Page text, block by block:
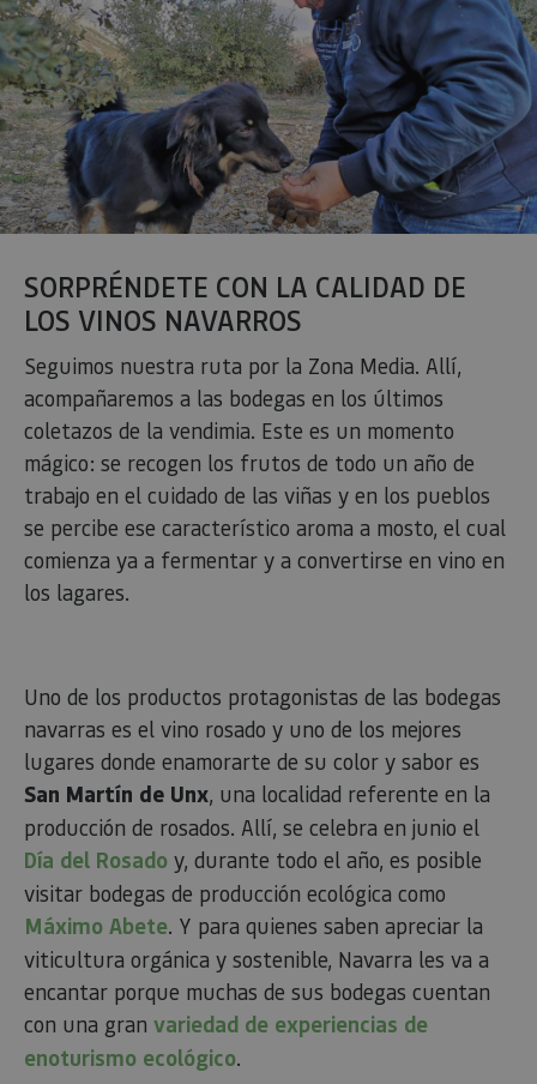
SORPRÉNDETE CON LA CALIDAD DE
LOS VINOS NAVARROS
Seguimos nuestra ruta por la Zona Media. Allí,
acompañaremos a las bodegas en los últimos
coletazos de la vendimia. Este es un momento
mágico: se recogen los frutos de todo un año de
trabajo en el cuidado de las viñas y en los pueblos
se percibe ese característico aroma a mosto, el cual
comienza ya a fermentar y a convertirse en vino en
los lagares.
Uno de los productos protagonistas de las bodegas
navarras es el vino rosado y uno de los mejores
lugares donde enamorarte de su color y sabor es
San Martín de Unx, una localidad referente en la